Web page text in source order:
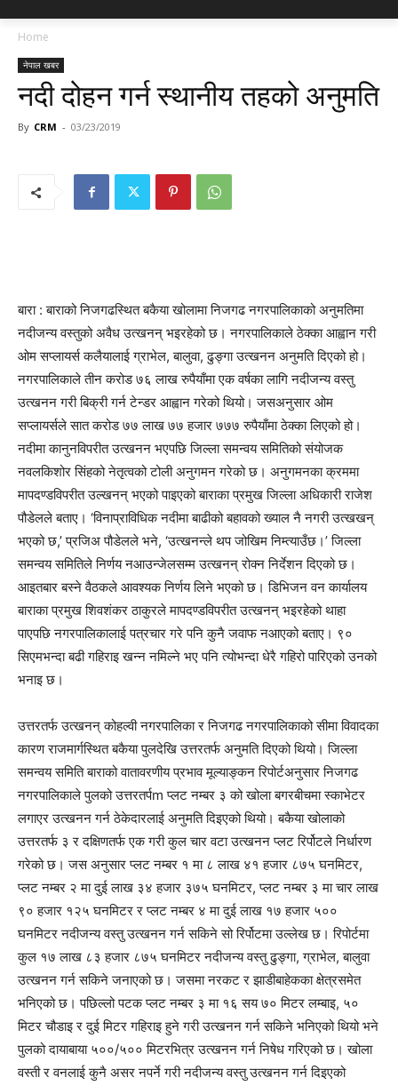
Home
नेपाल खबर
नदी दोहन गर्न स्थानीय तहको अनुमति
By CRM - 03/23/2019
बारा : बाराको निजगढस्थित बकैया खोलामा निजगढ नगरपालिकाको अनुमतिमा
नदीजन्य वस्तुको अवैध उत्खनन् भइरहेको छ। नगरपालिकाले ठेक्का आह्वान गरी
ओम सप्लायर्स कलैयालाई ग्राभेल, बालुवा, ढुङ्गा उत्खनन अनुमति दिएको हो।
नगरपालिकाले तीन करोड ७६ लाख रुपैयाँमा एक वर्षका लागि नदीजन्य वस्तु
उत्खनन गरी बिक्री गर्न टेन्डर आह्वान गरेको थियो। जसअनुसार ओम
सप्लायर्सले सात करोड ७७ लाख ७७ हजार ७७७ रुपैयाँमा ठेक्का लिएको हो।
नदीमा कानुनविपरीत उत्खनन भएपछि जिल्ला समन्वय समितिको संयोजक
नवलकिशोर सिंहको नेतृत्वको टोली अनुगमन गरेको छ। अनुगमनका क्रममा
मापदण्डविपरीत उल्खनन् भएको पाइएको बाराका प्रमुख जिल्ला अधिकारी राजेश
पौडेलले बताए। ‘विनाप्राविधिक नदीमा बाढीको बहावको ख्याल नै नगरी उत्खखन्
भएको छ,’ प्रजिअ पौडेलले भने, ‘उत्खनन्ले थप जोखिम निम्त्याउँछ।’ जिल्ला
समन्वय समितिले निर्णय नआउन्जेलसम्म उत्खनन् रोक्न निर्देशन दिएको छ।
आइतबार बस्ने वैठकले आवश्यक निर्णय लिने भएको छ। डिभिजन वन कार्यालय
बाराका प्रमुख शिवशंकर ठाकुरले मापदण्डविपरीत उत्खनन् भइरहेको थाहा
पाएपछि नगरपालिकालाई पत्रचार गरे पनि कुनै जवाफ नआएको बताए। ९०
सिएमभन्दा बढी गहिराइ खन्न नमिल्ने भए पनि त्योभन्दा धेरै गहिरो पारिएको उनको
भनाइ छ।
उत्तरतर्फ उत्खनन् कोहल्वी नगरपालिका र निजगढ नगरपालिकाको सीमा विवादका
कारण राजमार्गस्थित बकैया पुलदेखि उत्तरतर्फ अनुमति दिएको थियो। जिल्ला
समन्वय समिति बाराको वातावरणीय प्रभाव मूल्याङ्कन रिपोर्टअनुसार निजगढ
नगरपालिकाले पुलको उत्तरतर्पm प्लट नम्बर ३ को खोला बगरबीचमा स्काभेटर
लगाएर उत्खनन गर्न ठेकेदारलाई अनुमति दिइएको थियो। बकैया खोलाको
उत्तरतर्फ ३ र दक्षिणतर्फ एक गरी कुल चार वटा उत्खनन प्लट रिर्पोटले निर्धारण
गरेको छ। जस अनुसार प्लट नम्बर १ मा ८ लाख ४१ हजार ८७५ घनमिटर,
प्लट नम्बर २ मा दुई लाख ३४ हजार ३७५ घनमिटर, प्लट नम्बर ३ मा चार लाख
९० हजार १२५ घनमिटर र प्लट नम्बर ४ मा दुई लाख १७ हजार ५००
घनमिटर नदीजन्य वस्तु उत्खनन गर्न सकिने सो रिर्पोटमा उल्लेख छ। रिपोर्टमा
कुल १७ लाख ८३ हजार ८७५ घनमिटर नदीजन्य वस्तु ढुङ्गा, ग्राभेल, बालुवा
उत्खनन गर्न सकिने जनाएको छ। जसमा नरकट र झाडीबाहेकका क्षेत्रसमेत
भनिएको छ। पछिल्लो पटक प्लट नम्बर ३ मा १६ सय ७० मिटर लम्बाइ, ५०
मिटर चौडाइ र दुई मिटर गहिराइ हुने गरी उत्खनन गर्न सकिने भनिएको थियो भने
पुलको दायाबाया ५००/५०० मिटरभित्र उत्खनन गर्न निषेध गरिएको छ। खोला
वस्ती र वनलाई कुनै असर नपर्ने गरी नदीजन्य वस्तु उत्खनन गर्न दिइएको